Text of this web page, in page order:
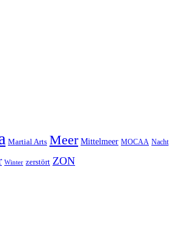
Martial Arts Meer Mittelmeer MOCAA Nacht
Winter zerstört ZON